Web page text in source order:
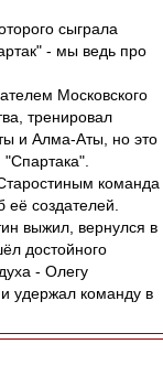
сыграла
- мы ведь про
Московского
тренировал
и Алма-Аты, но это
команда
создателей.
выжил, вернулся в
достойного
- Олегу
удержал команду в